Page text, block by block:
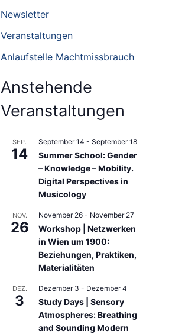
c
h
:
Newsletter
Veranstaltungen
Anlaufstelle Machtmissbrauch
Anstehende
Veranstaltungen
SEP.
14
September 14 - September 18
Summer School: Gender
– Knowledge – Mobility.
Digital Perspectives in
Musicology
NOV.
26
November 26 - November 27
Workshop | Netzwerken
in Wien um 1900:
Beziehungen, Praktiken,
Materialitäten
DEZ.
3
Dezember 3 - Dezember 4
Study Days | Sensory
Atmospheres: Breathing
and Sounding Modern